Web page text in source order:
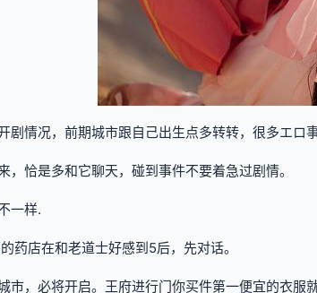
剧情况，前期城市跟自己出生点多转转，很多エロ事
，恰是多和它聊天，碰到事件不要着急过剧情。
一样.
药店在和老道士好感到5后，先对话。
市，必将开启。王府进行门你买件第一便宜的衣服就